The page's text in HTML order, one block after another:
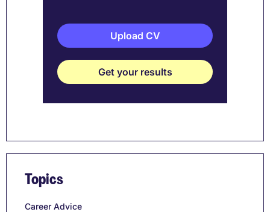
Upload CV
Get your results
Topics
Career Advice